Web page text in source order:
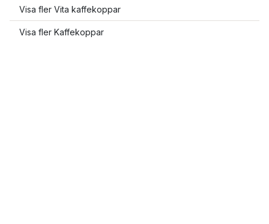
Visa fler Vita kaffekoppar
Visa fler Kaffekoppar